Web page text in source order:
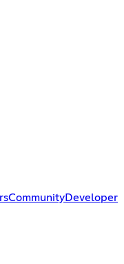
CommunityDeveloper